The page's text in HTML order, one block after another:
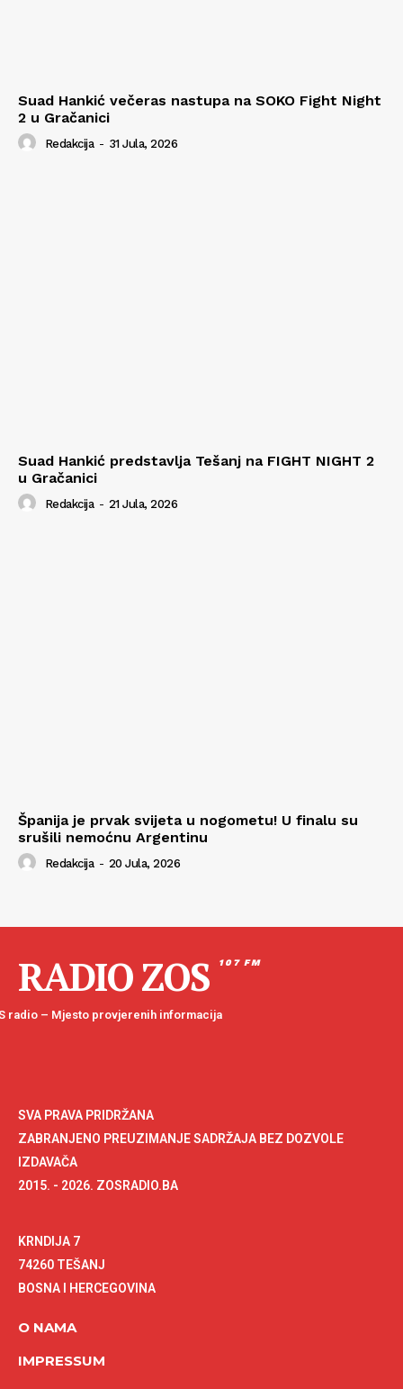
Suad Hankić večeras nastupa na SOKO Fight Night
2 u Gračanici
Redakcija - 31 Jula, 2026
Suad Hankić predstavlja Tešanj na FIGHT NIGHT 2
u Gračanici
Redakcija - 21 Jula, 2026
Španija je prvak svijeta u nogometu! U finalu su
srušili nemoćnu Argentinu
Redakcija - 20 Jula, 2026
RADIO ZOS 107 FM
radio – Mjesto provjerenih informacija
SVA PRAVA PRIDRŽANA
ZABRANJENO PREUZIMANJE SADRŽAJA BEZ DOZVOLE
IZDAVAČA
2015. - 2026. ZOSRADIO.BA
KRNDIJA 7
74260 TEŠANJ
BOSNA I HERCEGOVINA
O NAMA
IMPRESSUM